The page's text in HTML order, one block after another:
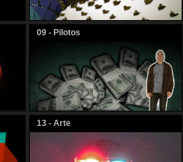
09 - Pilotos
13 - Arte